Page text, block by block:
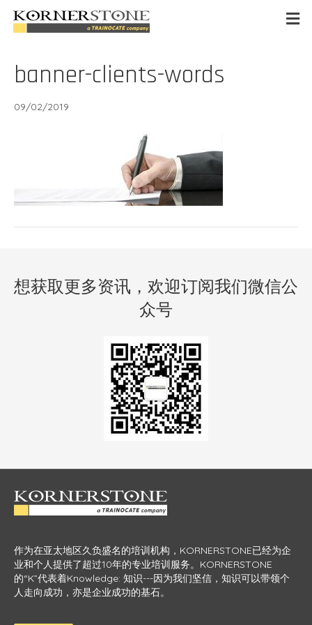
banner-clients-words
09/02/2019
想获取更多资讯，欢迎订阅我们微信公
众号
作为在亚太地区久负盛名的培训机构，KORNERSTONE已经为企
业和个人提供了超过10年的专业培训服务。KORNERSTONE
的“K”代表着Knowledge: 知识---因为我们坚信，知识可以带领个
人走向成功，亦是企业成功的基石。